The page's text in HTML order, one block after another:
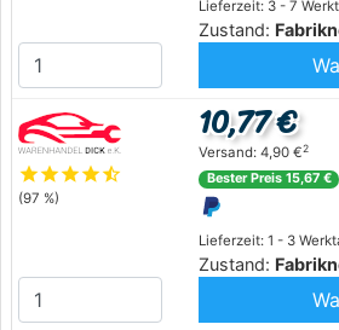
Lieferzeit: 3 - 7
Zustand:
starstarstarstarstar_half
(97 %)
Lieferzeit: 1 - 3
Zustand:
10,77 €
Versand: 4,90 €2
Bester Preis 15,67 €